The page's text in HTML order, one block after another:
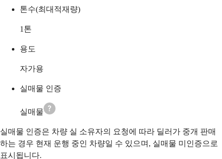
톤수(최대적재량)
1 톤
용도
자가용
실매물 인증
실매물
실매물 인증은 차량 실 소유자의 요청에 따라 딜러가 중개 판매
하는 경우 현재 운행 중인 차량일 수 있으며, 실매물 미인증으로
표시됩니다.